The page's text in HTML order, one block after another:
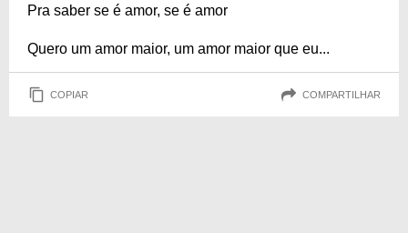
Pra saber se é amor, se é amor
Quero um amor maior, um amor maior que eu...
COPIAR COMPARTILHAR